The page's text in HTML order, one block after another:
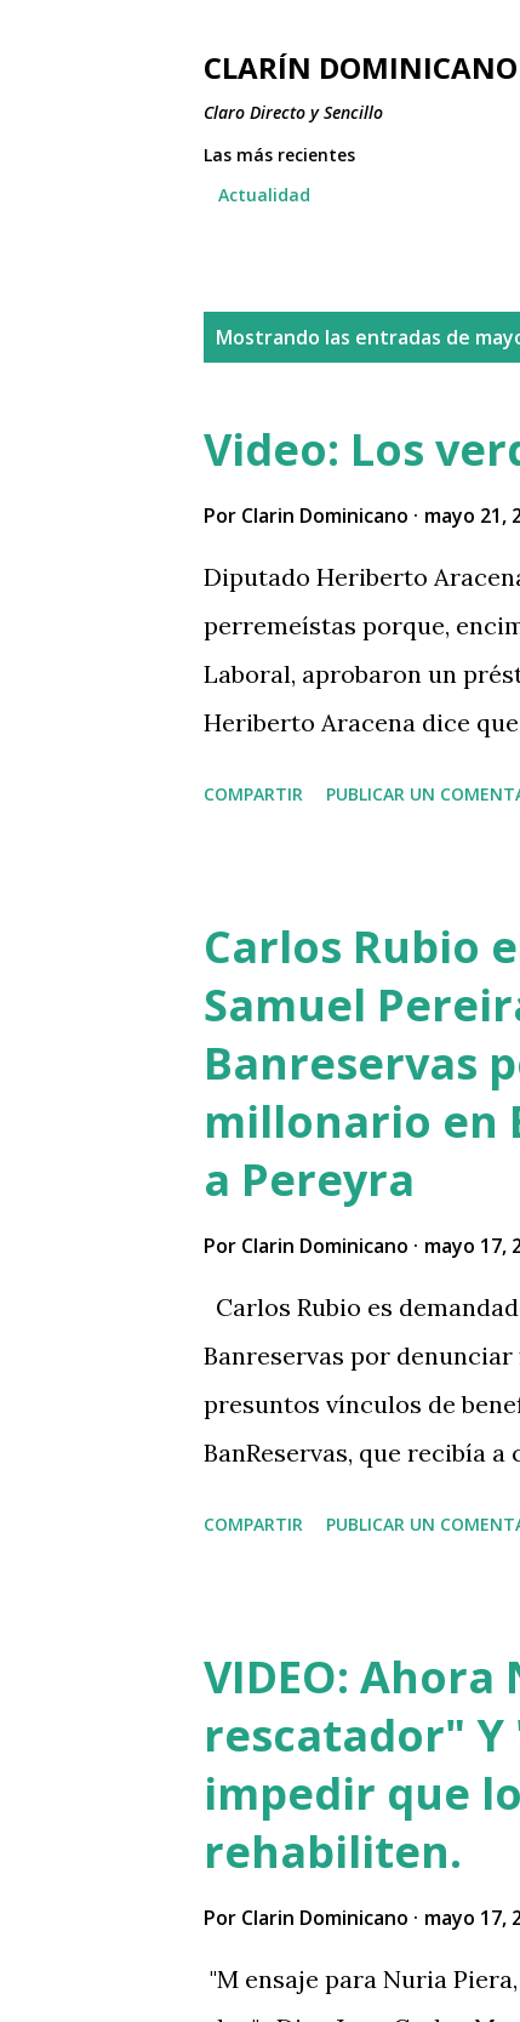
CLARÍN DOMINICANO
Claro Directo y Sencillo
Las más recientes
Actualidad
Mostrando las entradas de
Video: Los
Por Clarin Dominicano mayo 21,
Diputado Heriberto
perremeístas porque,
Laboral, aprobaron un
Heriberto Aracena dice
(@Agenda0riental) May 21,
COMPARTIR PUBLICAR UN
Carlos Rubio
Samuel
Banreservas
millonario en
a Pereyra
Por Clarin Dominicano mayo 17,
Carlos Rubio es
Banreservas por
presuntos vínculos de
BanReservas, que recibía
pic.twitter.com/
16, 2026 Samuel Pereyra
contra Carlos Rubio en
documento judicial
declaraciones en redes
(@JaimeRinconRD) May
COMPARTIR PUBLICAR UN
VIDEO:
rescatador"
impedir que
rehabiliten.
Por Clarin Dominicano mayo 17,
"M ensaje para Nuria